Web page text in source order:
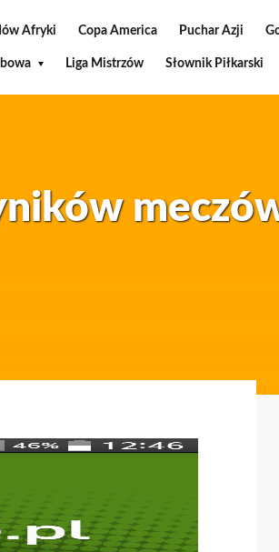
Afryki Copa America Puchar Azji
Liga Mistrzów Słownik Piłkarski